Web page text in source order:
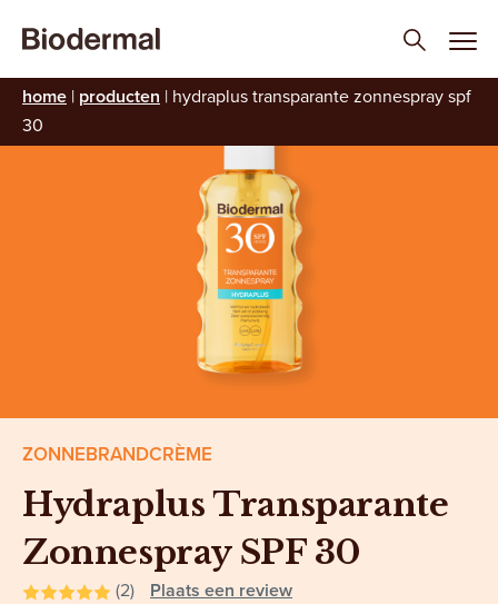
home | producten | hydraplus transparante zonnespray spf
30
ZONNEBRANDCRÈME
Hydraplus Transparante
Zonnespray SPF 30
(2)
Plaats een review